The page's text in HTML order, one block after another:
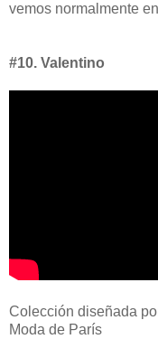
vemos normalmente
#10. Valentino
Colección diseñada
Moda de París